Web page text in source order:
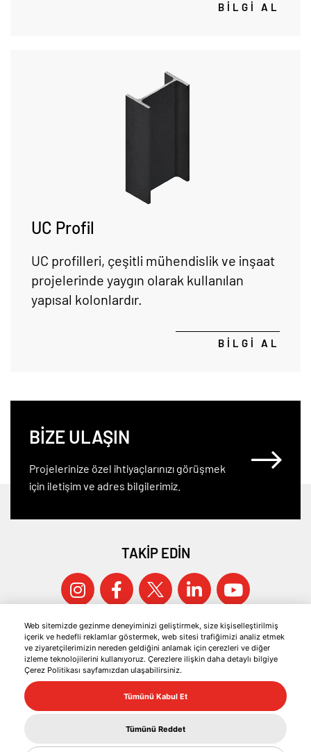
Web sitemizde gezinme deneyiminizi geliştirmek, size kişiselleştirilmiş
içerik ve hedefli reklamlar göstermek, web sitesi trafiğimizi analiz etmek
ve ziyaretçilerimizin nereden geldiğini anlamak için çerezleri ve diğer
izleme teknolojilerini kullanıyoruz. Çerezlere ilişkin daha detaylı bilgiye
Çerez Politikası sayfamızdan ulaşabilirsiniz.
Tümünü Kabul Et
Tümünü Reddet
BİLGİ AL
UC Profil
UC profilleri, çeşitli mühendislik ve inşaat
projelerinde yaygın olarak kullanılan
yapısal kolonlardır.
BİLGİ AL
BİZE ULAŞIN
Projelerinize özel ihtiyaçlarınızı görüşmek
için iletişim ve adres bilgilerimiz.
TAKİP EDİN
© 2026 KOCAER ÇELİK TÜM HAKLARI SAKLIDIR.
ÇEREZ POLİTİKASI
BİLGİ TOPLUMU HİZMETLERİ